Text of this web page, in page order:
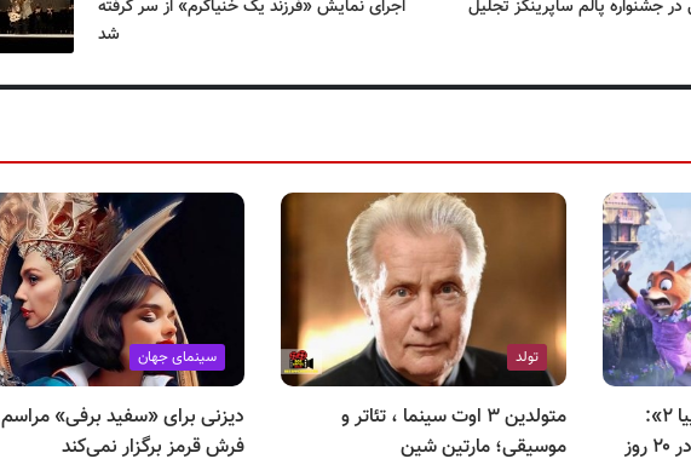
در جشنواره پالم ساپرینگز تجلیل
اجرای نمایش «فرزند یک خنیاگرم» از سر گرفته
شد
رکوردشکنی دیزنی با «زوتوپیا ۲»:
تولد
متولدین ۳ اوت سینما ، تئاتر و
موسیقی؛ مارتین شین
سینمای جهان
دیزنی برای «سفید برفی» مراسم
فرش قرمز برگزار نمی‌کند